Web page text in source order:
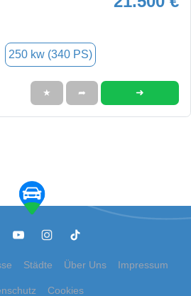
250 kw (340 PS)
★ ➦ ➜
Städte Über Uns Impressum
Cookies